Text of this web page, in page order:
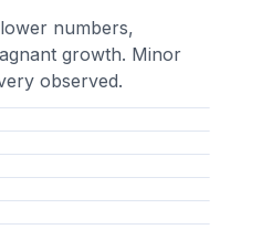
numbers,
growth. Minor
observed.